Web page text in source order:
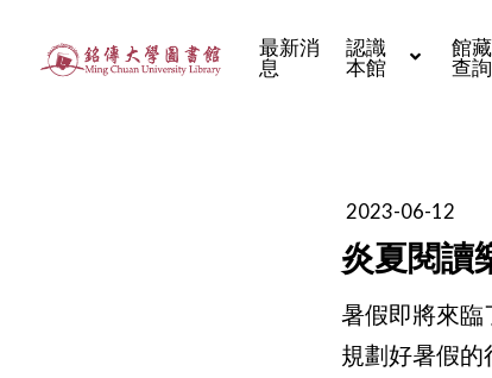
最新消
息
認識
本館
館藏
查詢
2023-06-12
炎夏閱讀
暑假即將來臨
規劃好暑假的